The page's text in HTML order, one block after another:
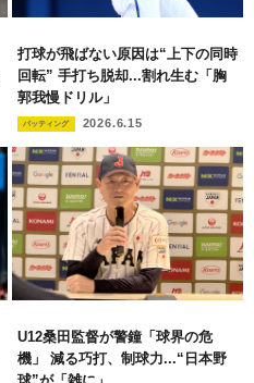
打球が飛ばない原因は“上下の同時
回転” 手打ち脱却...割れ生む「胸
郭我慢ドリル」
バッティング 2026.6.15
U12桑田監督が警鐘「球界の危
機」 減る巧打、制球力...“日本野